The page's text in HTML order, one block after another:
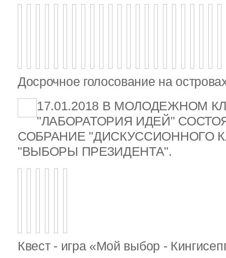
Досрочное голосование на
17.01.2018 В МОЛОДЕЖНОМ
"ЛАБОРАТОРИЯ ИДЕЙ"
СОБРАНИЕ "ДИСКУССИОННОГО
"ВЫБОРЫ ПРЕЗИДЕНТА".
Квест - игра «Мой выбор -